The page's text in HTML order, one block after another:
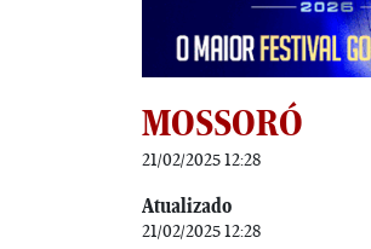
MOSSORÓ
21/02/2025 12:28
Atualizado
21/02/2025 12:28